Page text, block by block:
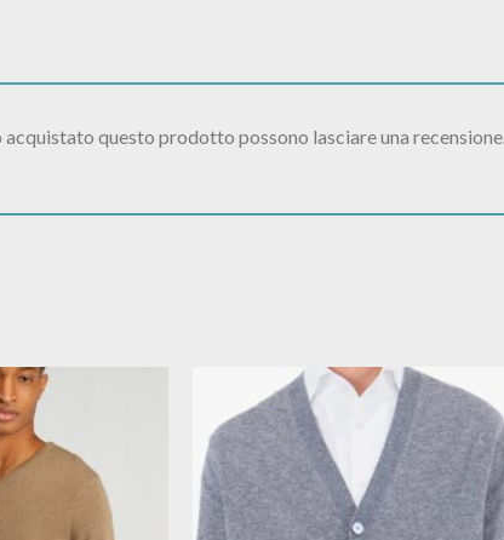
questo prodotto possono lasciare una recensione.